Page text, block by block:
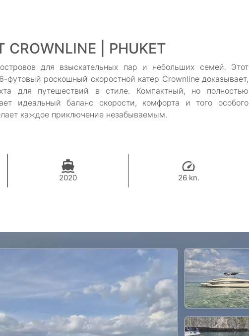
CROWNLINE | PHUKET
для взыскательных пар и небольших семей. Этот
футовый роскошный скоростной катер Crownline доказывает,
для путешествий в стиле. Компактный, но полностью
идеальный баланс скорости, комфорта и того особого
каждое приключение незабываемым.
2020 26 kn.
36,500 THB